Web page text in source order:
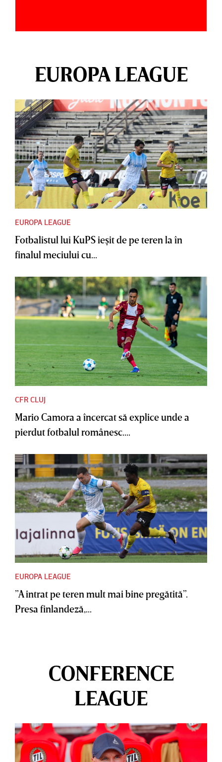
EUROPA LEAGUE
EUROPA LEAGUE
Fotbalistul lui KuPS ieşit de pe teren la în
finalul meciului cu...
CFR CLUJ
Mario Camora a încercat să explice unde a
pierdut fotbalul românesc....
EUROPA LEAGUE
”A intrat pe teren mult mai bine pregătită”.
Presa finlandeză,...
CONFERENCE
LEAGUE